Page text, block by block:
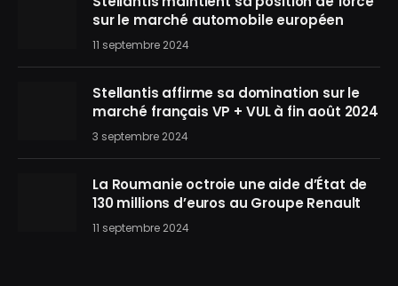
sur le marché automobile européen
11 septembre 2024
Stellantis affirme sa domination sur le
marché français VP + VUL à fin août 2024
3 septembre 2024
La Roumanie octroie une aide d’État de
130 millions d’euros au Groupe Renault
11 septembre 2024